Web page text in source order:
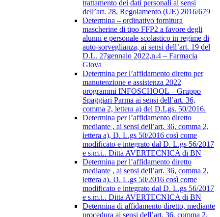
trattamento dei dati personali ai sensi
dell’art. 28, Regolamento (UE) 2016/679
Determina – ordinativo fornitura
mascherine di tipo FFP2 a favore degli
alunni e personale scolastico in regime di
auto-sorveglianza, ai sensi dell’art. 19 del
D.L. 27gennaio 2022,n.4 – Farmacia
Giova
Determina per l’affidamento diretto per
manutenzione e assistenza 2022
programmi INFOSCHOOL – Gruppo
Spaggiari Parma ai sensi dell’art. 36,
comma 2, lettera a) del D.Lgs. 50/2016.
Determina per l’affidamento diretto
mediante , ai sensi dell’art. 36, comma 2,
lettera a), D. L.gs 50/2016 così come
modificato e integrato dal D. L.gs 56/2017
e s.m.i.. Ditta AVERTECNICA di BN
Determina per l’affidamento diretto
mediante , ai sensi dell’art. 36, comma 2,
lettera a), D. L.gs 50/2016 così come
modificato e integrato dal D. L.gs 56/2017
e s.m.i.. Ditta AVERTECNICA di BN
Determina di affidamento diretto, mediante
procedura ai sensi dell’art. 36, comma 2,